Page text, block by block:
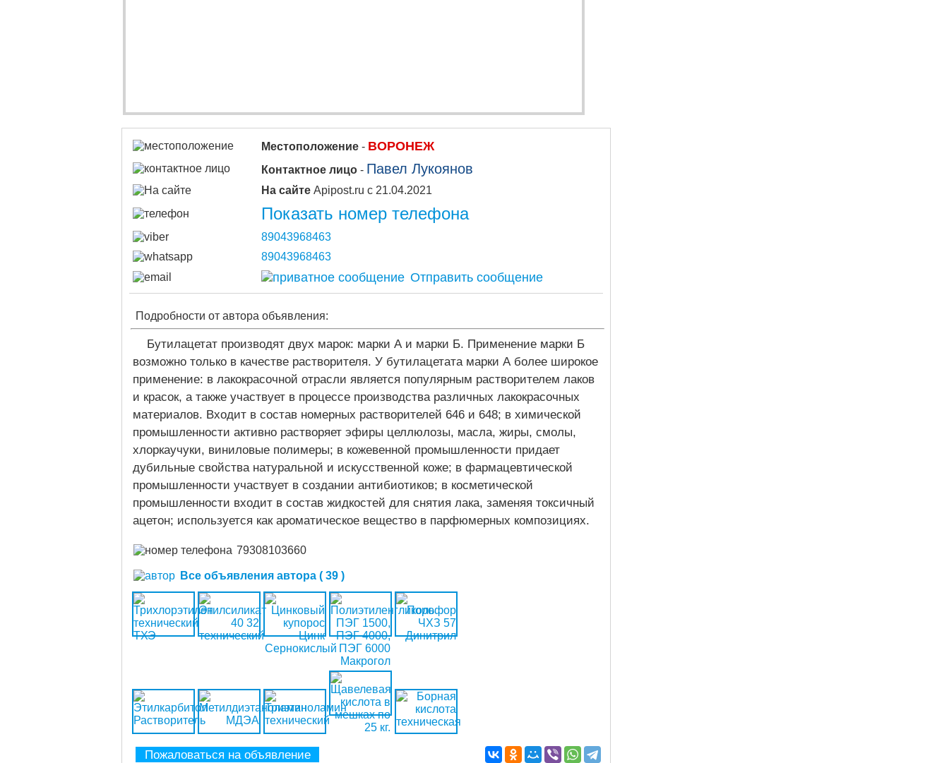
Местоположение - ВОРОНЕЖ
Контактное лицо - Павел Лукоянов
На сайте Apipost.ru с 21.04.2021
Показать номер телефона
89043968463
89043968463
Отправить сообщение
Подробности от автора объявления:
Бутилацетат производят двух марок: марки А и марки Б. Применение марки Б
возможно только в качестве растворителя. У бутилацетата марки А более широкое
применение: в лакокрасочной отрасли является популярным растворителем лаков
и красок, а также участвует в процессе производства различных лакокрасочных
материалов. Входит в состав номерных растворителей 646 и 648; в химической
промышленности активно растворяет эфиры целлюлозы, масла, жиры, смолы,
хлоркаучуки, виниловые полимеры; в кожевенной промышленности придает
дубильные свойства натуральной и искусственной коже; в фармацевтической
промышленности участвует в создании антибиотиков; в косметической
промышленности входит в состав жидкостей для снятия лака, заменяя токсичный
ацетон; используется как ароматическое вещество в парфюмерных композициях.
79308103660
Все объявления автора ( 39 )
Пожаловаться на объявление